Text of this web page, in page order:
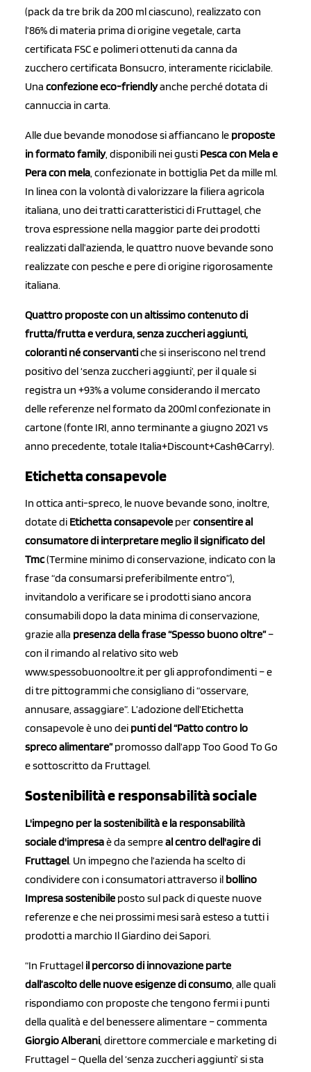
(pack da tre brik da 200 ml ciascuno), realizzato con
l’86% di materia prima di origine vegetale, carta
certificata FSC e polimeri ottenuti da canna da
zucchero certificata Bonsucro, interamente riciclabile.
Una confezione eco-friendlyanche perché dotata di
cannuccia in carta.
Alle due bevande monodose si affiancano le proposte
in formato family, disponibili nei gusti Pesca con Mela e
Pera con mela, confezionate in bottiglia Pet da mille ml.
In linea con la volontà di valorizzare la filiera agricola
italiana, uno dei tratti caratteristici di Fruttagel, che
trova espressione nella maggior parte dei prodotti
realizzati dall’azienda, le quattro nuove bevande sono
realizzate con pesche e pere di origine rigorosamente
italiana.
Quattro proposte con un altissimo contenuto di
frutta/frutta e verdura, senza zuccheri aggiunti,
coloranti né conservantiche si inseriscono nel trend
positivo del ‘senza zuccheri aggiunti’, per il quale si
registra un +93% a volume considerando il mercato
delle referenze nel formato da 200ml confezionate in
cartone (fonte IRI, anno terminante a giugno 2021 vs
anno precedente, totale Italia+Discount+Cash&Carry).
Etichetta consapevole
In ottica anti-spreco, le nuove bevande sono, inoltre,
dotate di Etichetta consapevole perconsentire al
consumatore di interpretare meglio il significato del
Tmc(Termine minimo di conservazione, indicato con la
frase “da consumarsi preferibilmente entro”),
invitandolo a verificare se i prodotti siano ancora
consumabili dopo la data minima di conservazione,
grazie alla presenza della frase “Spesso buono oltre”–
con il rimando al relativo sito web
www.spessobuonooltre.it per gli approfondimenti – e
di tre pittogrammi che consigliano di “osservare,
annusare, assaggiare”. L’adozione dell’Etichetta
consapevole è uno dei punti del “Patto contro lo
spreco alimentare”promosso dall’app Too Good To Go
e sottoscritto da Fruttagel.
Sostenibilità e responsabilità sociale
L'impegno per la sostenibilità e la responsabilità
sociale d'impresaè da sempreal centro dell'agire di
Fruttagel. Un impegno che l’azienda ha scelto di
condividere con i consumatori attraverso il bollino
Impresa sostenibile posto sul pack di queste nuove
referenze e che nei prossimi mesi sarà esteso a tutti i
prodotti a marchio Il Giardino dei Sapori.
“In Fruttagel il percorso di innovazione parte
dall’ascolto delle nuove esigenze di consumo, alle quali
rispondiamo con proposte che tengono fermi i punti
della qualità e del benessere alimentare – commenta
Giorgio Alberani, direttore commerciale e marketing di
Fruttagel – Quella del ‘senza zuccheri aggiunti’ si sta